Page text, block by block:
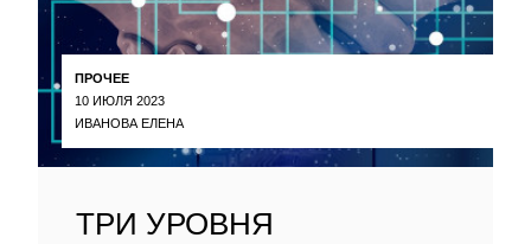
ПРОЧЕЕ
10 ИЮЛЯ 2023
ИВАНОВА ЕЛЕНА
ТРИ УРОВНЯ